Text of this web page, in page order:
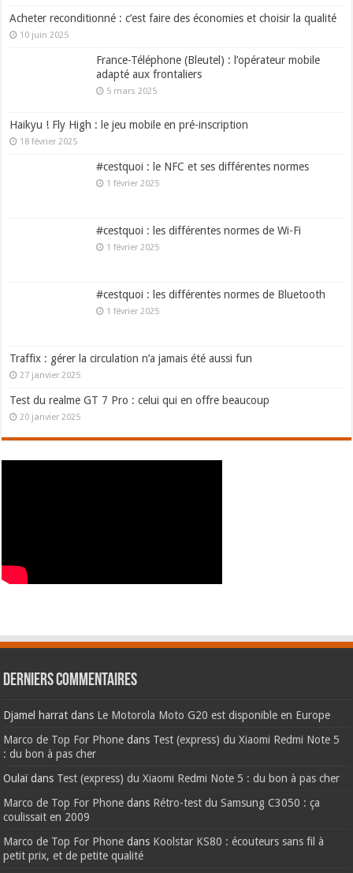
Acheter reconditionné : c’est faire des économies et choisir la qualité
10 juin 2025
France-Téléphone (Bleutel) : l’opérateur mobile
adapté aux frontaliers
5 mars 2025
Haikyu ! Fly High : le jeu mobile en pré-inscription
18 février 2025
#cestquoi : le NFC et ses différentes normes
1 février 2025
#cestquoi : les différentes normes de Wi-Fi
1 février 2025
#cestquoi : les différentes normes de Bluetooth
1 février 2025
Traffix : gérer la circulation n’a jamais été aussi fun
27 janvier 2025
Test du realme GT 7 Pro : celui qui en offre beaucoup
20 janvier 2025
Derniers commentaires
Djamel harrat dans Le Motorola Moto G20 est disponible en Europe
Marco de Top For Phone dans Test (express) du Xiaomi Redmi Note 5
: du bon à pas cher
Oulaïdans Test (express) du Xiaomi Redmi Note 5 : du bon à pas cher
Marco de Top For Phone dans Rétro-test du Samsung C3050 : ça
coulissait en 2009
Marco de Top For Phone dans Koolstar KS80 : écouteurs sans fil à
petit prix, et de petite qualité